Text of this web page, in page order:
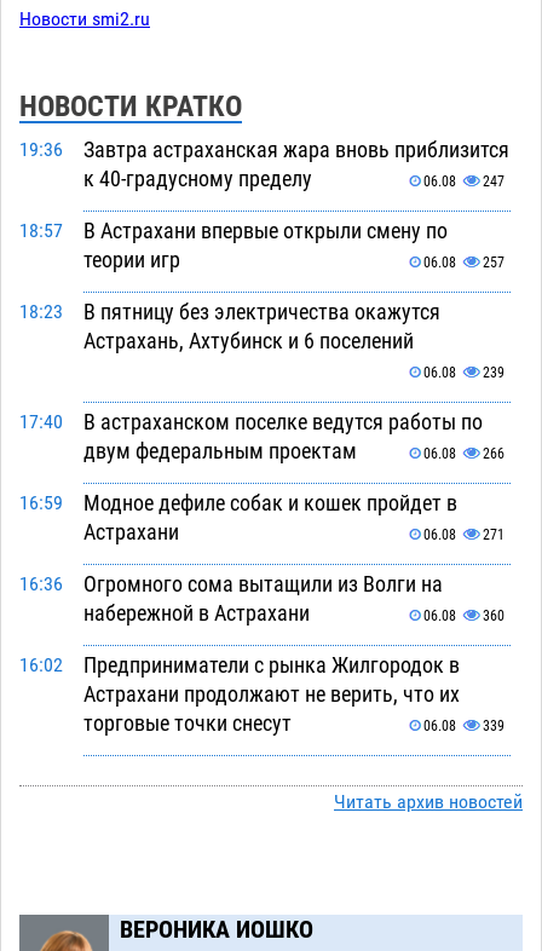
Новости smi2.ru
НОВОСТИ КРАТКО
19:36
Завтра астраханская жара вновь приблизится
к 40-градусному пределу
06.08 247
18:57
В Астрахани впервые открыли смену по
теории игр
06.08 257
18:23
В пятницу без электричества окажутся
Астрахань, Ахтубинск и 6 поселений
06.08 239
17:40
В астраханском поселке ведутся работы по
двум федеральным проектам
06.08 266
16:59
Модное дефиле собак и кошек пройдет в
Астрахани
06.08 271
16:36
Огромного сома вытащили из Волги на
набережной в Астрахани
06.08 360
16:02
Предприниматели с рынка Жилгородок в
Астрахани продолжают не верить, что их
торговые точки снесут
06.08 339
на новой серебряной монете Банка России
в музее Пушкина в Москве
06.08 248
Читать архив новостей
ВЕРОНИКА ИОШКО